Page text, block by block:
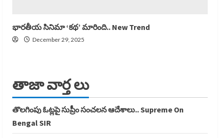
భారతీయ సినిమా ‘కథ’ మారింది.. New Trend
December 29, 2025
తాజా వార్త లు
తొలగింపు ఓట్లపై సుప్రీం సంచలన ఆదేశాలు.. Supreme On
Bengal SIR